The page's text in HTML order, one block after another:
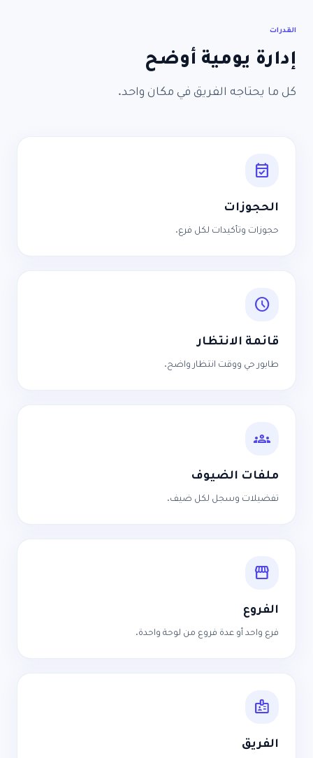
القدرات
إدارة يومية أوضح
كل ما يحتاجه الفريق في مكان واحد.
event_available
الحجوزات
حجوزات وتأكيدات لكل فرع.
schedule
قائمة الانتظار
طابور حي ووقت انتظار واضح.
groups
ملفات الضيوف
تفضيلات وسجل لكل ضيف.
storefront
الفروع
فرع واحد أو عدة فروع من لوحة واحدة.
badge
الفريق